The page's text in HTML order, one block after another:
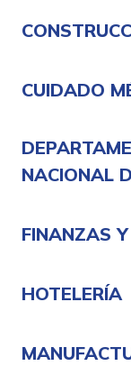
CUIDADO
NACIONAL
FINANZAS
HOTELERÍA